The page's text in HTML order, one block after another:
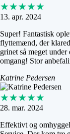
★★★★★
13. apr. 2024
Super! Fantastisk
flyttemænd, der
grinet så meget
omgang! Stor
Katrine Pedersen
★★★★★
28. mar. 2024
Effektivt og